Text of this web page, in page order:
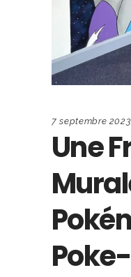
7 septembre 2023
Une